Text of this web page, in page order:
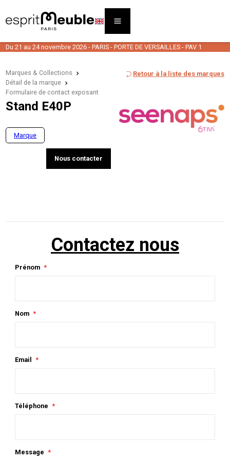
Du 21 au 24 novembre 2026 - PARIS - PORTE DE VERSAILLES - PAV 1
Marques & Collections
Détail de la marque
Formulaire de contact exposant
Retour à la liste des marques
Stand E40P
Marque
Nous contacter
Contactez nous
Prénom
Nom
Email
Téléphone
Message